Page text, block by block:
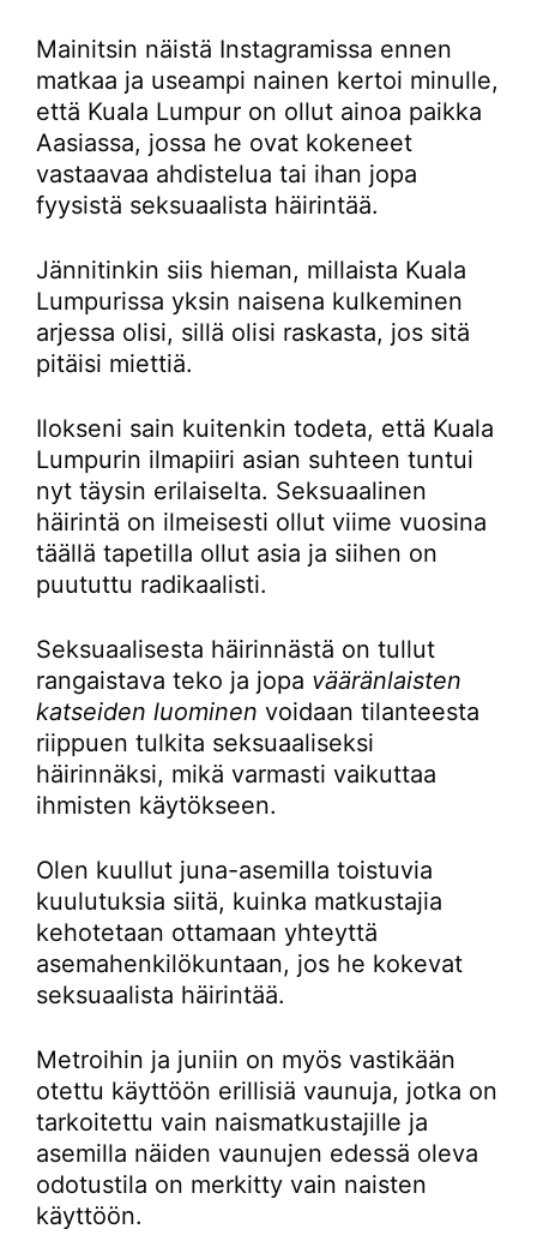
Mainitsin näistä Instagramissa ennen
matkaa ja useampi nainen kertoi minulle,
että Kuala Lumpur on ollut ainoa paikka
Aasiassa, jossa he ovat kokeneet
vastaavaa ahdistelua tai ihan jopa
fyysistä seksuaalista häirintää.
Jännitinkin siis hieman, millaista Kuala
Lumpurissa yksin naisena kulkeminen
arjessa olisi, sillä olisi raskasta, jos sitä
pitäisi miettiä.
Ilokseni sain kuitenkin todeta, että Kuala
Lumpurin ilmapiiri asian suhteen tuntui
nyt täysin erilaiselta. Seksuaalinen
häirintä on ilmeisesti ollut viime vuosina
täällä tapetilla ollut asia ja siihen on
puututtu radikaalisti.
Seksuaalisesta häirinnästä on tullut
rangaistava teko ja jopa vääränlaisten
katseiden luominen voidaan tilanteesta
riippuen tulkita seksuaaliseksi
häirinnäksi, mikä varmasti vaikuttaa
ihmisten käytökseen.
Olen kuullut juna-asemilla toistuvia
kuulutuksia siitä, kuinka matkustajia
kehotetaan ottamaan yhteyttä
asemahenkilökuntaan, jos he kokevat
seksuaalista häirintää.
Metroihin ja juniin on myös vastikään
otettu käyttöön erillisiä vaunuja, jotka on
tarkoitettu vain naismatkustajille ja
asemilla näiden vaunujen edessä oleva
odotustila on merkitty vain naisten
käyttöön.